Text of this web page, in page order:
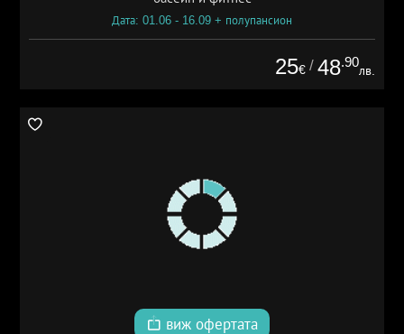
Дата: 01.06 - 16.09 + полупансион
25€ / 48.90
лв.
виж офертата